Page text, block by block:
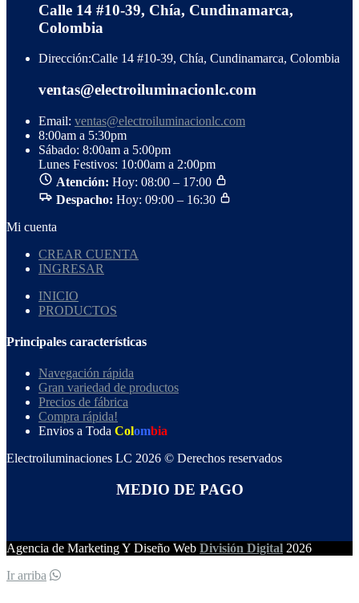
Calle 14 #10-39, Chía, Cundinamarca,
Colombia
Dirección:Calle 14 #10-39, Chía, Cundinamarca, Colombia
ventas@electroiluminacionlc.com
Email: ventas@electroiluminacionlc.com
8:00am a 5:30pm
Sábado: 8:00am a 5:00pm
Lunes Festivos: 10:00am a 2:00pm
Atención: Hoy: 08:00 – 17:00
Despacho: Hoy: 09:00 – 16:30
Mi cuenta
CREAR CUENTA
INGRESAR
INICIO
PRODUCTOS
Principales características
Navegación rápida
Gran variedad de productos
Precios de fábrica
Compra rápida!
Envios a Toda Colombia
Electroiluminaciones LC 2026 © Derechos reservados
MEDIO DE PAGO
Agencia de Marketing Y Diseño Web División Digital 2026
Ir arriba